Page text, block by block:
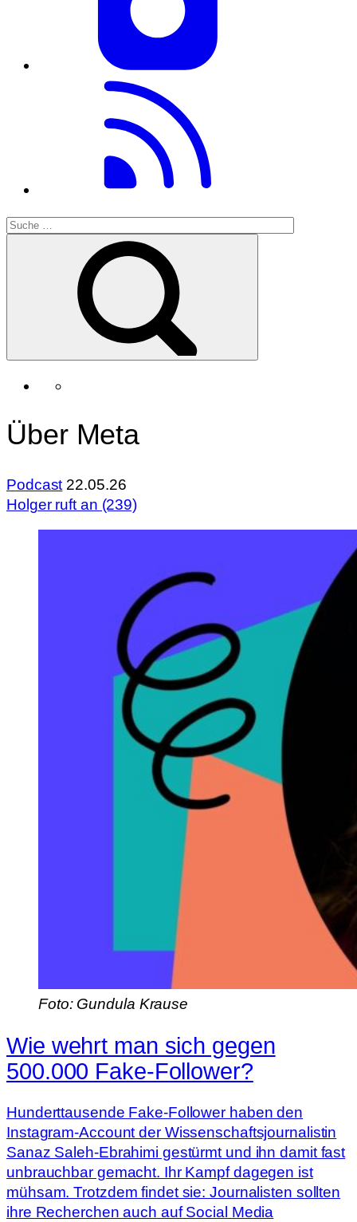
Über Meta
Podcast 22.05.26
Holger ruft an (239)
Foto: Gundula Krause
Wie wehrt man sich gegen
500.000 Fake-Follower?
Hunderttausende Fake-Follower haben den
Instagram-Account der Wissenschaftsjournalistin
Sanaz Saleh-Ebrahimi gestürmt und ihn damit fast
unbrauchbar gemacht. Ihr Kampf dagegen ist
mühsam. Trotzdem findet sie: Journalisten sollten
ihre Recherchen auch auf Social Media